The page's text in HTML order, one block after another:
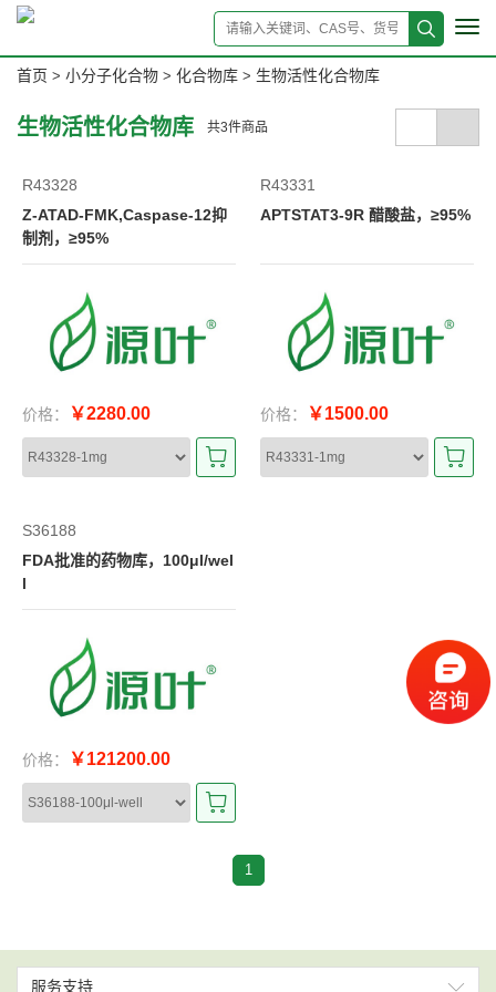
首页 > 小分子化合物 > 化合物库 > 生物活性化合物库
生物活性化合物库 共3件商品
R43328
Z-ATAD-FMK,Caspase-12抑
制剂，≥95%
价格： ￥2280.00
R43331
APTSTAT3-9R 醋酸盐，≥95%
价格： ￥1500.00
S36188
FDA批准的药物库，100μl/wel
l
价格： ￥121200.00
1
服务支持